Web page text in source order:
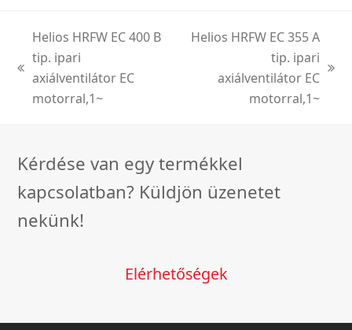
previous
post:
Helios HRFW EC 400 B
tip. ipari
axiálventilátor EC
motorral,1~
Helios HRFW EC 355 A
tip. ipari
axiálventilátor EC
motorral,1~
Kérdése van egy termékkel
kapcsolatban? Küldjön üzenetet
nekünk!
Elérhetőségek